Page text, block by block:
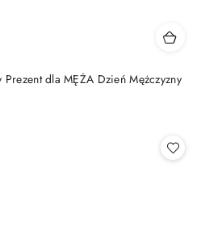
dla MĘŻA Dzień Mężczyzny